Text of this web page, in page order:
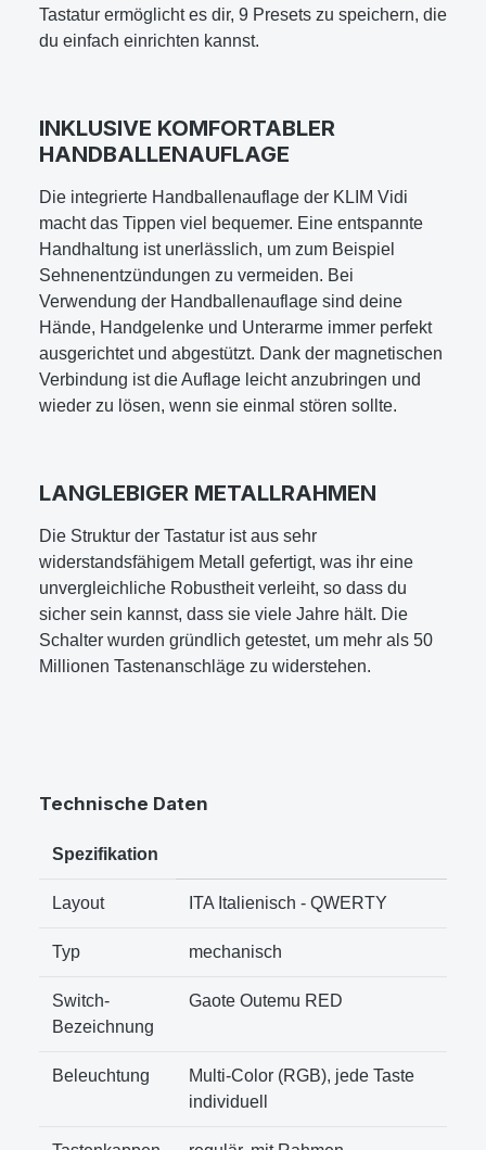
Tastatur ermöglicht es dir, 9 Presets zu speichern, die
du einfach einrichten kannst.
INKLUSIVE KOMFORTABLER
HANDBALLENAUFLAGE
Die integrierte Handballenauflage der KLIM Vidi
macht das Tippen viel bequemer. Eine entspannte
Handhaltung ist unerlässlich, um zum Beispiel
Sehnenentzündungen zu vermeiden. Bei
Verwendung der Handballenauflage sind deine
Hände, Handgelenke und Unterarme immer perfekt
ausgerichtet und abgestützt. Dank der magnetischen
Verbindung ist die Auflage leicht anzubringen und
wieder zu lösen, wenn sie einmal stören sollte.
LANGLEBIGER METALLRAHMEN
Die Struktur der Tastatur ist aus sehr
widerstandsfähigem Metall gefertigt, was ihr eine
unvergleichliche Robustheit verleiht, so dass du
sicher sein kannst, dass sie viele Jahre hält. Die
Schalter wurden gründlich getestet, um mehr als 50
Millionen Tastenanschläge zu widerstehen.
Technische Daten
Spezifikation
Layout ITA Italienisch - QWERTY
Typ mechanisch
Switch-
Bezeichnung
Gaote Outemu RED
Beleuchtung
Multi-Color (RGB), jede Taste
individuell